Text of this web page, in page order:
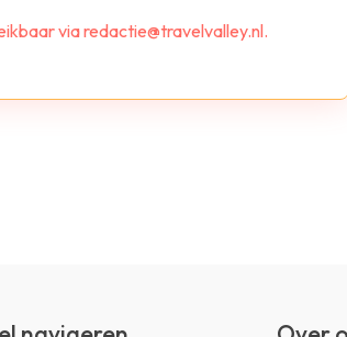
via redactie@travelvalley.nl.